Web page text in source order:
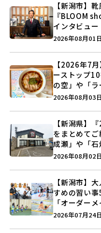
【新潟市】
『BLOOM
インタビュ
つくる装いの
2026年08月01日
【2026年7
ーストップ
の空」や「
注目記事を
2026年08月03日
【新潟県】
をまとめて
成瀬」や「
営業に幕…。
2026年08月02日
【新潟市】
すめの習い
「オーダー
キックボクシ
2026年07月24日